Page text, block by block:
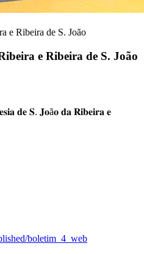
e Ribeira de S. João
𝐝𝐞 𝐒. 𝐉𝐨ã𝐨 𝐝𝐚 𝐑𝐢𝐛𝐞𝐢𝐫𝐚 𝐞
boletim_4_web